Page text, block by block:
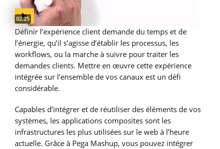
Video duration:
02:25
Définir l’expérience client demande du temps et de
l’énergie, qu’il s’agisse d’établir les processus, les
workflows, ou la marche à suivre pour traiter les
demandes clients. Mettre en œuvre cette expérience
intégrée sur l’ensemble de vos canaux est un défi
considérable.
Capables d’intégrer et de réutiliser des éléments de vos
systèmes, les applications composites sont les
infrastructures les plus utilisées sur le web à l’heure
actuelle. Grâce à Pega Mashup, vous pouvez intégrer